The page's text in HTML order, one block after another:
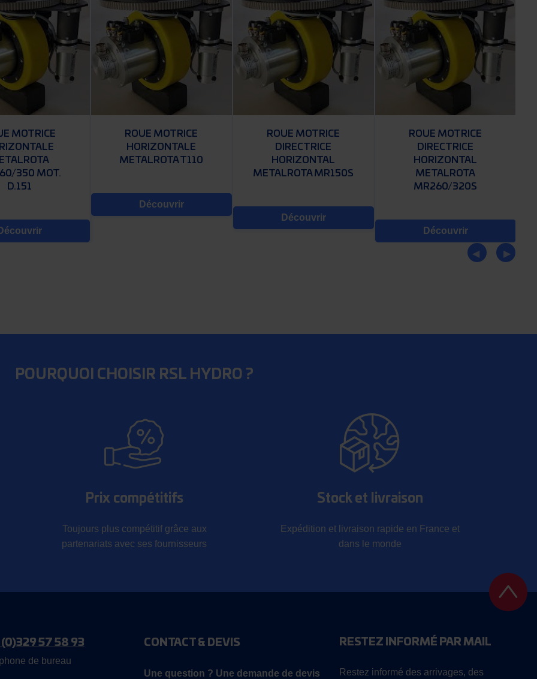
MOTRICE
350 MOT.
D.151
ROUE MOTRICE
HORIZONTALE
METALROTA T110
Découvrir
ROUE MOTRICE
DIRECTRICE
HORIZONTAL
METALROTA MR150S
Découvrir
ROUE MOTRICE
DIRECTRICE
HORIZONTAL
METALROTA
MR260/320S
Découvrir
POURQUOI CHOISIR RSL HYDRO ?
Prix compétitifs
Toujours plus compétitif grâce aux
partenariats avec ses fournisseurs
Stock et livraison
Expédition et livraison rapide en France et
dans le monde
(0)329 57 58 93
de bureau
CONTACT & DEVIS
Une question ? Une demande de devis
RESTEZ INFORMÉ PAR MAIL
Restez informé des arrivages, des